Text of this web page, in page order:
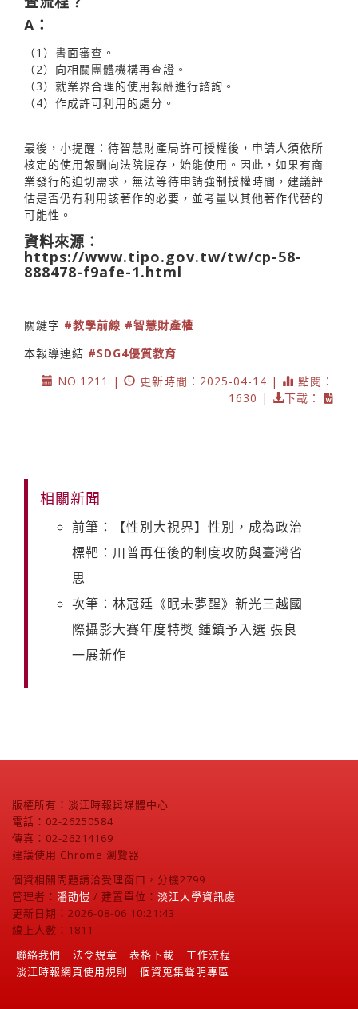
A：
（1）書面審查。
（2）向相關團體機構再查證。
（3）就業界合理的使用報酬進行諮詢。
（4）作成許可利用的處分。
最後，小提醒：待智慧財產局許可授權後，申請人須依所
核定的使用報酬向法院提存，始能使用。因此，如果有商
業發行的迫切需求，無法等待申請強制授權時間，建議評
估是否仍有利用該著作的必要，並考量以其他著作代替的
可能性。
資料來源：
https://www.tipo.gov.tw/tw/cp-58-
888478-f9afe-1.html
關鍵字 #教學前線 #智慧財產權
本報導連結 #SDG4優質教育
NO.1211 |
更新時間：2025-04-14 |
點閱：
1630 |
下載：
相關新聞
前筆：【性別大視界】性別，成為政治
標靶：川普再任後的制度攻防與臺灣省
思
次筆：林冠廷《眠未夢醒》新光三越國
際攝影大賽年度特獎 鍾鎮予入選 張良
一展新作
版權所有：淡江時報與媒體中心
電話：02-26250584
傳真：02-26214169
建議使用 Chrome 瀏覽器
個資相關問題請洽受理窗口，分機2799
管理者： 潘劭愷 / 建置單位： 淡江大學資訊處
更新日期：2026-08-06 10:21:43
線上人數：1811
聯絡我們
法令規章 表格下載
工作流程
淡江時報網頁使用規則
個資蒐集聲明專區